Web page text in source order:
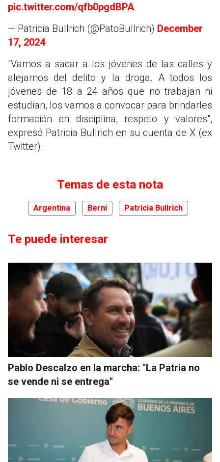
pic.twitter.com/qfb0pgdBPA
— Patricia Bullrich (@PatoBullrich) December
17, 2024
"Vamos a sacar a los jóvenes de las calles y
alejarnos del delito y la droga. A todos los
jóvenes de 18 a 24 años que no trabajan ni
estudian, los vamos a convocar para brindarles
formación en disciplina, respeto y valores",
expresó Patricia Bullrich en su cuenta de X (ex
Twitter).
Temas de esta nota
Argentina Berni Patricia Bullrich
Te puede interesar
Pablo Descalzo en la marcha: "La Patria no
se vende ni se entrega"